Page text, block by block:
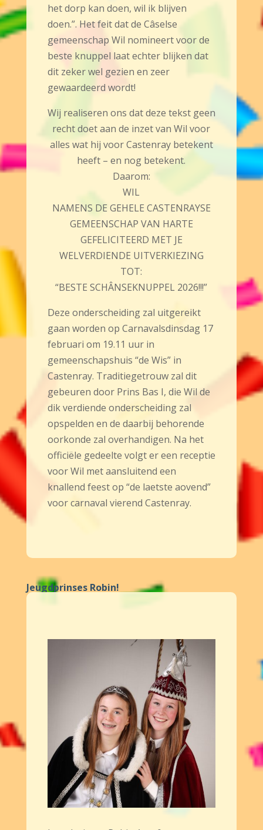
het dorp kan doen, wil ik blijven
doen.”. Het feit dat de Câselse
gemeenschap Wil nomineert voor de
beste knuppel laat echter blijken dat
dit zeker wel gezien en zeer
gewaardeerd wordt!
Wij realiseren ons dat deze tekst geen
recht doet aan de inzet van Wil voor
alles wat hij voor Castenray betekent
heeft – en nog betekent.
Daarom:
WIL
NAMENS DE GEHELE CASTENRAYSE
GEMEENSCHAP VAN HARTE
GEFELICITEERD MET JE
WELVERDIENDE UITVERKIEZING
TOT:
“BESTE SCHÂNSEKNUPPEL 2026!!!”
Deze onderscheiding zal uitgereikt
gaan worden op Carnavalsdinsdag 17
februari om 19.11 uur in
gemeenschapshuis “de Wis” in
Castenray. Traditiegetrouw zal dit
gebeuren door Prins Bas I, die Wil de
dik verdiende onderscheiding zal
opspelden en de daarbij behorende
oorkonde zal overhandigen. Na het
officiële gedeelte volgt er een receptie
voor Wil met aansluitend een
knallend feest op “de laetste aovend”
voor carnaval vierend Castenray.
Jeugdprinses Robin!